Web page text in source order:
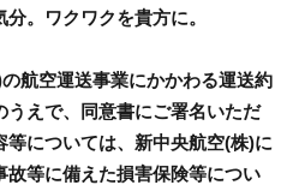
。ワクワクを貴方に。
航空運送事業にかかわる運送約
えで、同意書にご署名いただ
等については、新中央航空(株)に
故等に備えた損害保険等につい